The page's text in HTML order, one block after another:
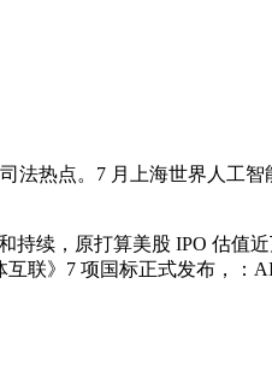
热点。7 月上海世界人工
续，原打算美股 IPO 估值
联》7 项国标正式发布，：